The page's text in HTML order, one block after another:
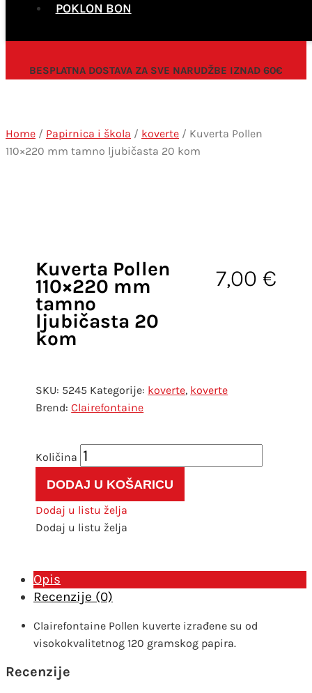
POKLON BON
BESPLATNA DOSTAVA ZA SVE NARUDŽBE IZNAD 60€
Home / Papirnica i škola / koverte / Kuverta Pollen
110×220 mm tamno ljubičasta 20 kom
Kuverta Pollen
110×220 mm
tamno
ljubičasta 20
kom
7,00 €
SKU: 5245 Kategorije: koverte, koverte
Clairefontaine
Kuverta
Pollen
110x220
mm
tamno
ljubičasta
kom
količina
DODAJ U KOŠARICU
Dodaj u listu želja
Dodaj u listu želja
Opis
Recenzije (0)
Clairefontaine Pollen kuverte izrađene su od
visokokvalitetnog 120 gramskog papira.
Recenzije